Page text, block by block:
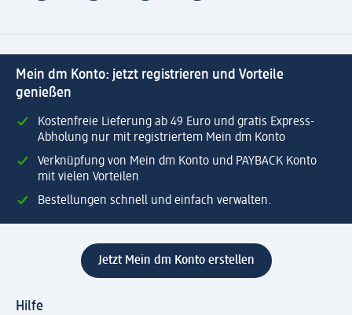
Mein dm Konto: jetzt registrieren und Vorteile
genießen
Kostenfreie Lieferung ab 49 Euro und gratis Express-
Abholung nur mit registriertem Mein dm Konto
Verknüpfung von Mein dm Konto und PAYBACK Konto
mit vielen Vorteilen
Bestellungen schnell und einfach verwalten.
Jetzt Mein dm Konto erstellen
Hilfe